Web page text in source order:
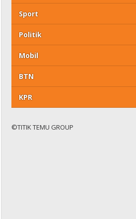
Sport
Politik
Mobil
BTN
KPR
©TITIK TEMU GROUP